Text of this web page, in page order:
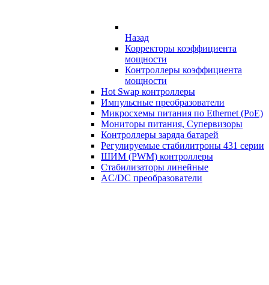
Назад
Корректоры коэффициента
мощности
Контроллеры коэффициента
мощности
Hot Swap контроллеры
Импульсные преобразователи
Микросхемы питания по Ethernet (PoE)
Мониторы питания, Супервизоры
Контроллеры заряда батарей
Регулируемые стабилитроны 431 серии
ШИМ (PWM) контроллеры
Стабилизаторы линейные
AC/DC преобразователи